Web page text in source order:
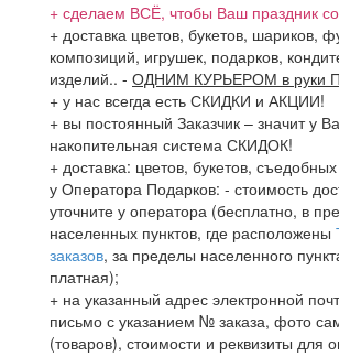
+ сделаем ВСЁ, чтобы Ваш праздник
+ доставка цветов, букетов, шариков,
композиций, игрушек, подарков,
изделий.. - ОДНИМ КУРЬЕРОМ в руки
+ у нас всегда есть СКИДКИ и АКЦИИ!
+ вы постоянный Заказчик – значит у
накопительная система СКИДОК!
+ доставка: цветов, букетов,
у Оператора Подарков: - стоимость
уточните у оператора (бесплатно, в
населенных пунктов, где расположены
заказов, за пределы населенного
платная);
+ на указанный адрес электронной
письмо с указанием № заказа, фото
(товаров), стоимости и реквизиты для